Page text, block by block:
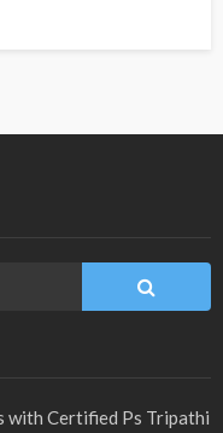
with Certified Ps Tripathi